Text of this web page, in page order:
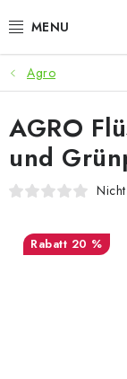
Inhalt
ANGEBOTE
LED
ANBAUBEDARF
Agro
AGRO
und
20 %